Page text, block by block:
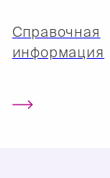
Справочная
информация